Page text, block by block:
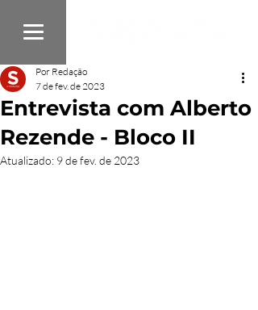
Entrevista com Alberto
Rezende - Bloco II
Por Redação
7 de fev. de 2023
Atualizado: 9 de fev. de 2023